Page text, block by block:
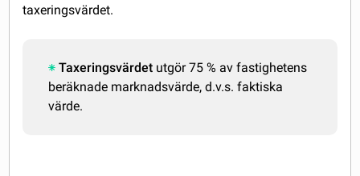
taxeringsvärdet.
Taxeringsvärdet utgör 75 % av fastighetens
beräknade marknadsvärde, d.v.s. faktiska
värde.